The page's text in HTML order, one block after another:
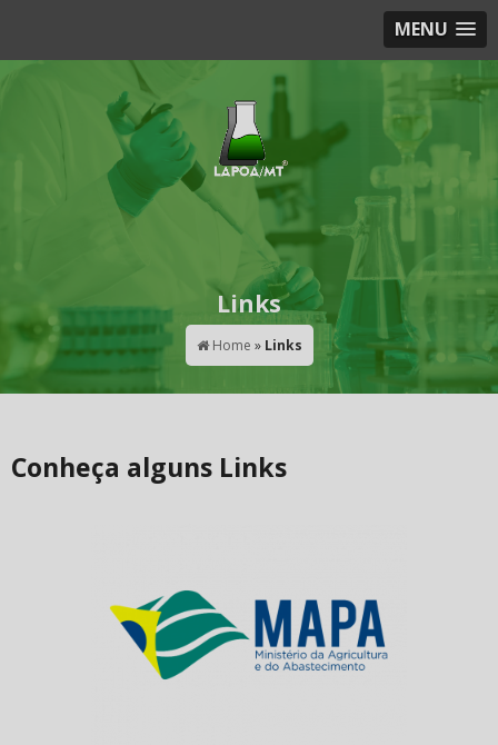
MENU
Home » Links
Links
Conheça alguns Links